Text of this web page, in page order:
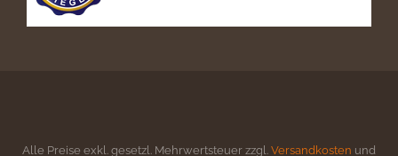
Alle Preise exkl. gesetzl. Mehrwertsteuer zzgl. Versandkosten und